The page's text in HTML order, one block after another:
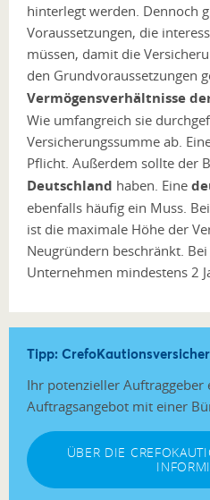
hinterlegt werden. Dennoch
Voraussetzungen, die
müssen, damit die
den Grundvoraussetzungen
Vermögensverhältnisse
Wie umfangreich sie
Versicherungssumme ab.
Pflicht. Außerdem sollte der
Deutschland haben. Eine
ebenfalls häufig ein Muss.
ist die maximale Höhe der
Neugründern beschränkt.
Unternehmen mindestens 2
Tipp:
Ihr potenzieller Auftraggeber
Auftragsangebot mit einer
ÜBER DIE